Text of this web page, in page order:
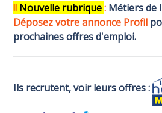
!! Nouvelle rubrique: Métiers de
Déposez votre annonce Profil
prochaines offres d'emploi.
Ils recrutent, voir leurs offres :